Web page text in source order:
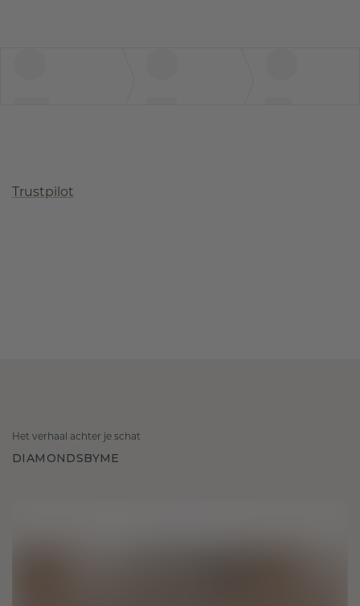
Trustpilot
Het verhaal achter je schat
DIAMONDSBYME